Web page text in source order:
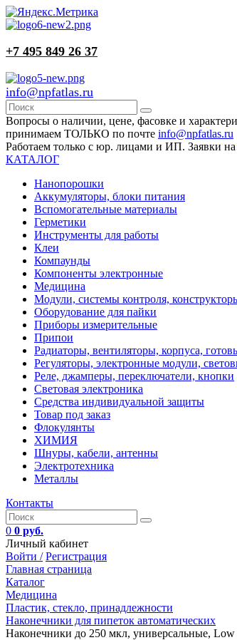
+7 495 849 26 37
info@npfatlas.ru
Вопросы о наличии, цене, фасовке и
принимаем ТОЛЬКО по почте info@npfatlas.ru
Работаем только с юр. лицами и ИП. Заявки на
КАТАЛОГ
Нанопорошки
Аккумуляторы, блоки питания
Вспомогательные материалы
Герметики
Инструменты для работы
Клеи
Компаунды
Компоненты электронные
Медицина
Модули, системы контроля,
Оборудование для пайки
Приборы измерительные
Припои
Радиаторы, вентиляторы, корпуса,
Регуляторы, электронные модули,
Реле, джамперы, переключатели, кнопки
Световая электроника
Средства индивидуальной защиты
Товар под заказ
Флокулянты
ХИМИЯ
Шнуры, кабели, антенны
Электротехника
Металлы
Контакты
0 0 руб.
Личный кабинет
Войти / Регистрация
Главная страница
Каталог
Медицина
Пластик, стекло, принадлежности
Наконечники для пипеток автоматических
Наконечники до 250 мкл, универсальные,